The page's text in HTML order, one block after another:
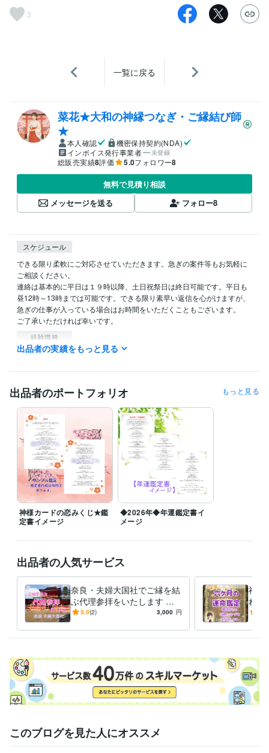
3
一覧に戻る
菜花★大和の神縁つなぎ・ご縁結び師
★
本人確認
機密保持契約(NDA)
インボイス発行事業者
未登録
総販売実績8評価 5.0フォロワー8
無料で見積り相談
メッセージを送る
フォロー8
スケジュール
できる限り柔軟にご対応させていただきます。急ぎの案件等もお気軽に
ご相談ください。
連絡は基本的に平日は１９時以降、土日祝祭日は終日可能です。平日も
昼12時～13時までは可能です。できる限り素早い返信を心がけますが、
急ぎの仕事が入っている場合はお時間をいただくこともございます。
経験職種
ライフスタイル・その他 / 占い師
カラーセラピスト 取得年 : 2012年
語学力
英語 日常会話レベル
出品者の実績をもっと見る
出品者のポートフォリオ もっと見る
神様カードの恋みくじ★鑑
定書イメージ
◆2026年◆年運鑑定書イ
メージ
出品者の人気サービス
奈良・夫婦大国社でご縁を結
ぶ代理参拝をいたします 夫
婦神へ祈るハート絵馬奉納つ
5.0(2) 3,000 円
神々
れを
ご縁
このブログを見た人にオススメ